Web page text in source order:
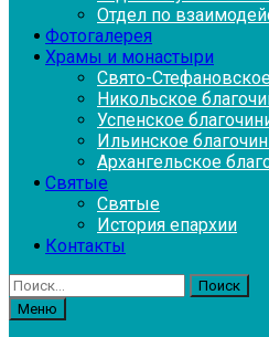
Отдел по
Фотогалерея
Храмы и монастыри
Свято-
Никольское
Успенское
Ильинское
Архангельское
Святые
Святые
История епархии
Контакты
Найти:
Меню